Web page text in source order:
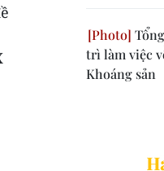
trì làm việc
Khoáng sản